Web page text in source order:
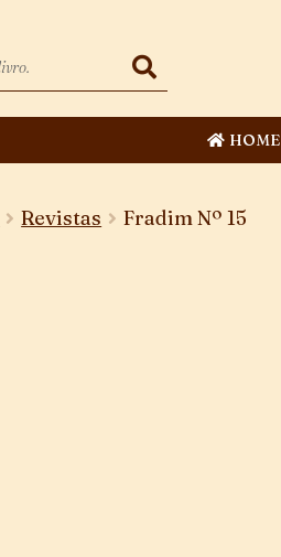
HOME
Revistas Fradim Nº 15